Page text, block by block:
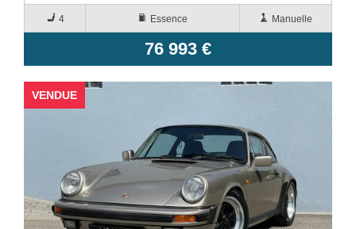
4 Essence Manuelle
76 993 €
VENDUE